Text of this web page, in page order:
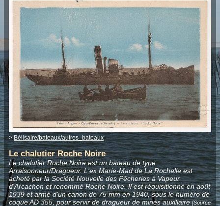
>Bélisaire/bateaux/autres_bateaux
Le chalutier Roche Noire
Le chalutier Roche Noire est un bateau de type
Arraisonneur/Dragueur. L'ex Marie-Mad de La Rochelle est
acheté par la Société Nouvelle des Pêcheries à Vapeur
d'Arcachon et renommé Roche Noire. Il est réquisitionné en août
1939 et armé d'un canon de 75 mm en 1940, sous le numéro de
coque AD 355, pour servir de dragueur de mines auxiliaire[Source